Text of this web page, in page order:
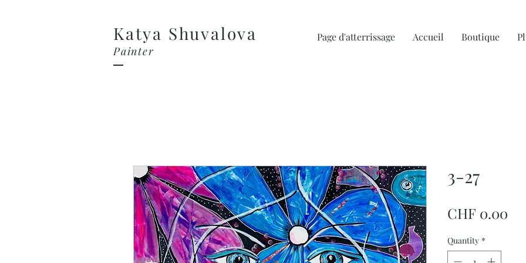
Page d'atterrissage Accueil Boutique
Katya Shuvalova
Painter
3-27
CHF 0.00
Quantity *